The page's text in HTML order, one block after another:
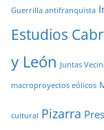
Guerrilla antifranquista
Estudios
y León Juntas
macroproyectos eólicos
cultural Pizarra